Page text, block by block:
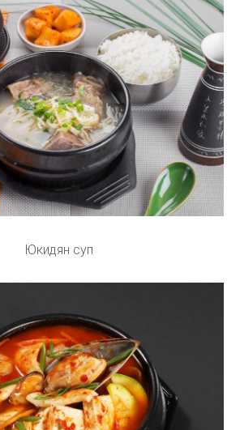
Юкидян суп